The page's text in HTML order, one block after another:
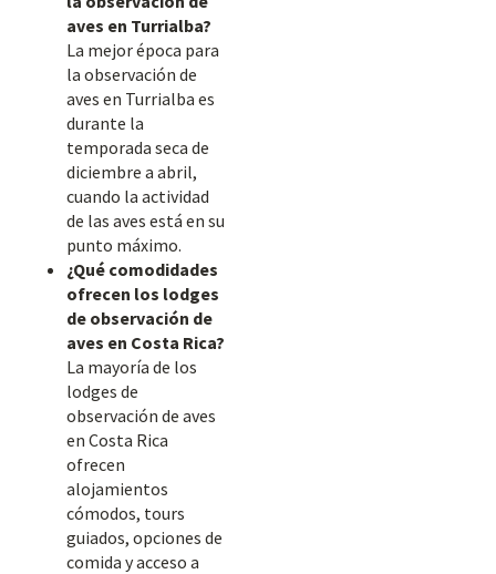
aves en Turrialba?
La mejor época para
la observación de
aves en Turrialba es
durante la
temporada seca de
diciembre a abril,
cuando la actividad
de las aves está en su
punto máximo.
¿Qué comodidades
ofrecen los lodges
de observación de
aves en Costa Rica?
La mayoría de los
lodges de
observación de aves
en Costa Rica
ofrecen
alojamientos
cómodos, tours
guiados, opciones de
comida y acceso a